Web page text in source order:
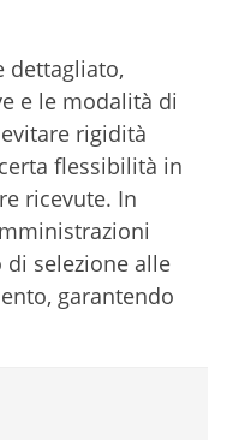
dettagliato,
e le modalità di
rigidità
flessibilità in
ricevute. In
selezione alle
garantendo